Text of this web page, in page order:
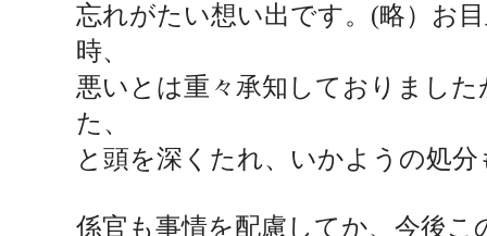
忘れがたい想い出です。 (略） お
時、
悪いとは重々承知しておりました
た、
と頭を深くたれ、いかようの処
係官も事情を配慮してか、今後